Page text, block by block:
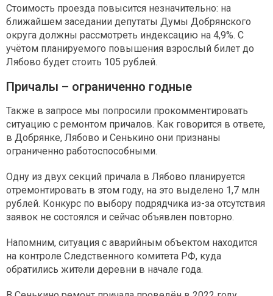
Стоимость проезда повысится незначительно: на
ближайшем заседании депутаты Думы Добрянского
округа должны рассмотреть индексацию на 4,9%. С
учётом планируемого повышения взрослый билет до
Лябово будет стоить 105 рублей.
Причалы – ограниченно годные
Также в запросе мы попросили прокомментировать
ситуацию с ремонтом причалов. Как говорится в ответе,
в Добрянке, Лябово и Сенькино они признаны
ограниченно работоспособными.
Одну из двух секций причала в Лябово планируется
отремонтировать в этом году, на это выделено 1,7 млн
рублей. Конкурс по выбору подрядчика из-за отсутствия
заявок не состоялся и сейчас объявлен повторно.
Напомним, ситуация с аварийным объектом находится
на контроле Следственного комитета РФ, куда
обратились жители деревни в начале года.